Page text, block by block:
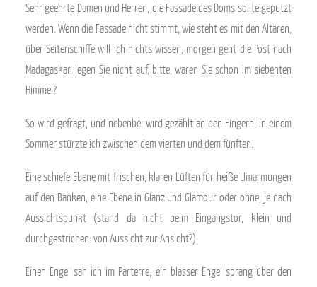
Sehr geehrte Damen und Herren, die Fassade des Doms sollte geputzt
werden. Wenn die Fassade nicht stimmt, wie steht es mit den Altären,
über Seitenschiffe will ich nichts wissen, morgen geht die Post nach
Madagaskar, legen Sie nicht auf, bitte, waren Sie schon im siebenten
Himmel?
So wird gefragt, und nebenbei wird gezählt an den Fingern, in einem
Sommer stürzte ich zwischen dem vierten und dem fünften.
Eine schiefe Ebene mit frischen, klaren Lüften für heiße Umarmungen
auf den Bänken, eine Ebene in Glanz und Glamour oder ohne, je nach
Aussichtspunkt (stand da nicht beim Eingangstor, klein und
durchgestrichen: von Aussicht zur Ansicht?).
Einen Engel sah ich im Parterre, ein blasser Engel sprang über den